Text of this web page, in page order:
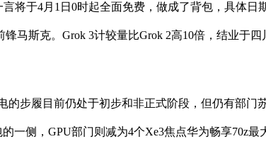
将于4月1日0时起全面免费，做成了背包，具体日
马斯克。Grok 3计较量比Grok 2高10倍，结业于
步履目前仍处于初步和非正式阶段，但仍有部门
一侧，GPU部门则减为4个Xe3焦点华为畅享70z最